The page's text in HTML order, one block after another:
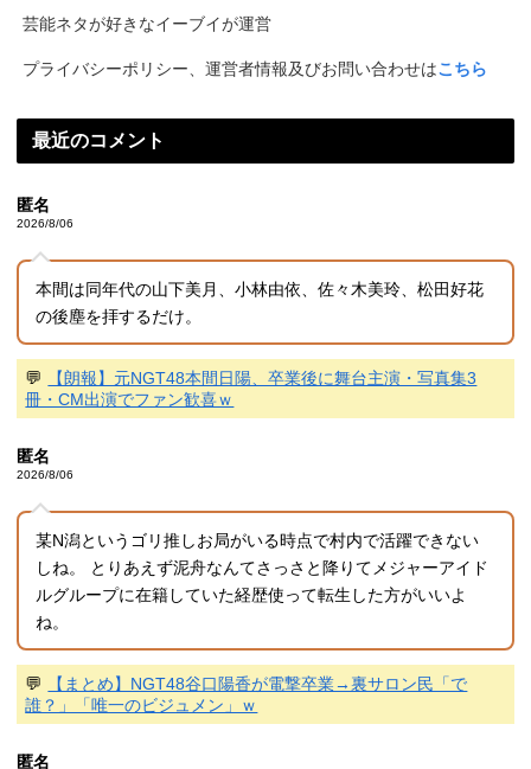
芸能ネタが好きなイーブイが運営
プライバシーポリシー、運営者情報及びお問い合わせはこちら
最近のコメント
匿名
2026/8/06
本間は同年代の山下美月、小林由依、佐々木美玲、松田好花
の後塵を拝するだけ。
💬
【朗報】元NGT48本間日陽、卒業後に舞台主演・写真集3
冊・CM出演でファン歓喜ｗ
匿名
2026/8/06
某N潟というゴリ推しお局がいる時点で村内で活躍できない
しね。 とりあえず泥舟なんてさっさと降りてメジャーアイド
ルグループに在籍していた経歴使って転生した方がいいよ
ね。
💬
【まとめ】NGT48谷口陽香が電撃卒業→裏サロン民「で
誰？」「唯一のビジュメン」ｗ
匿名